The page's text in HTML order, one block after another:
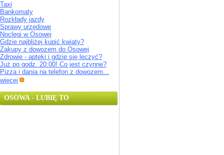
Taxi
Bankomaty
Rozkłady jazdy
Sprawy urzędowe
Noclegi w Osowej
Gdzie najbliżej kupić kwiaty?
Zakupy z dowozem do Osowej
Zdrowie - apteki i gdzie się leczyć?
Już po godz. 20:00! Co jest czynne?
Pizza i dania na telefon z dowozem...
więcej
OSOWA - LUBIĘ TO